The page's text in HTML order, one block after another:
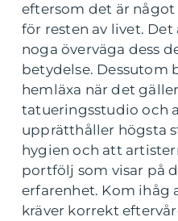
eftersom det är
för resten av livet.
noga överväga dess
betydelse. Dessutom
hemläxa när det
tatueringsstudio och
upprätthåller högsta
hygien och att
portfölj som visar på
erfarenhet. Kom ihåg
kräver korrekt